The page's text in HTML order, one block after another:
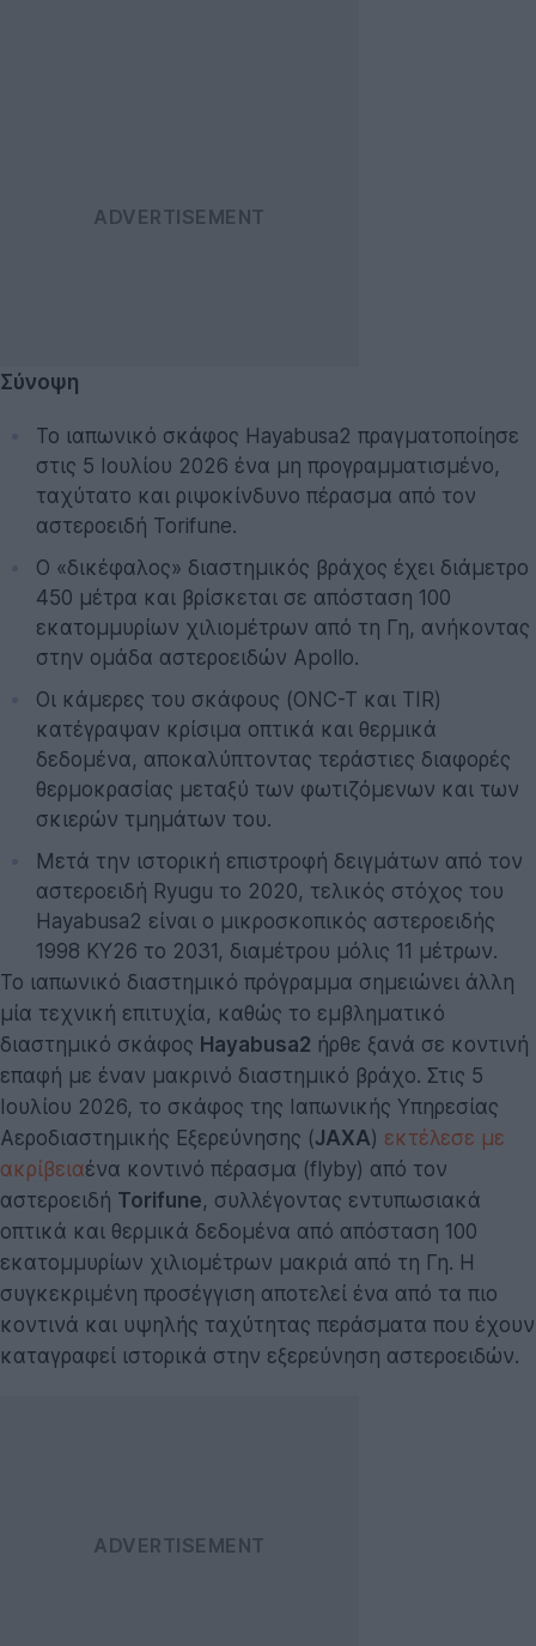
Σύνοψη
Το ιαπωνικό σκάφος Hayabusa2 πραγματοποίησε
στις 5 Ιουλίου 2026 ένα μη προγραμματισμένο,
ταχύτατο και ριψοκίνδυνο πέρασμα από τον
αστεροειδή Torifune.
Ο «δικέφαλος» διαστημικός βράχος έχει διάμετρο
450 μέτρα και βρίσκεται σε απόσταση 100
εκατομμυρίων χιλιομέτρων από τη Γη, ανήκοντας
στην ομάδα αστεροειδών Apollo.
Οι κάμερες του σκάφους (ONC-T και TIR)
κατέγραψαν κρίσιμα οπτικά και θερμικά
δεδομένα, αποκαλύπτοντας τεράστιες διαφορές
θερμοκρασίας μεταξύ των φωτιζόμενων και των
σκιερών τμημάτων του.
Μετά την ιστορική επιστροφή δειγμάτων από τον
αστεροειδή Ryugu το 2020, τελικός στόχος του
Hayabusa2 είναι ο μικροσκοπικός αστεροειδής
1998 KY26 το 2031, διαμέτρου μόλις 11 μέτρων.
Το ιαπωνικό διαστημικό πρόγραμμα σημειώνει άλλη
μία τεχνική επιτυχία, καθώς το εμβληματικό
διαστημικό σκάφος Hayabusa2 ήρθε ξανά σε κοντινή
επαφή με έναν μακρινό διαστημικό βράχο. Στις 5
Ιουλίου 2026, το σκάφος της Ιαπωνικής Υπηρεσίας
Αεροδιαστημικής Εξερεύνησης (JAXA) εκτέλεσε με
ακρίβειαένα κοντινό πέρασμα (flyby) από τον
αστεροειδή Torifune, συλλέγοντας εντυπωσιακά
οπτικά και θερμικά δεδομένα από απόσταση 100
εκατομμυρίων χιλιομέτρων μακριά από τη Γη. Η
συγκεκριμένη προσέγγιση αποτελεί ένα από τα πιο
κοντινά και υψηλής ταχύτητας περάσματα που έχουν
καταγραφεί ιστορικά στην εξερεύνηση αστεροειδών.